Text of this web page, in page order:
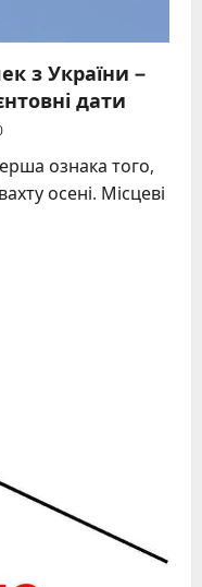
з України –
дати
ознака того,
осені. Місцеві